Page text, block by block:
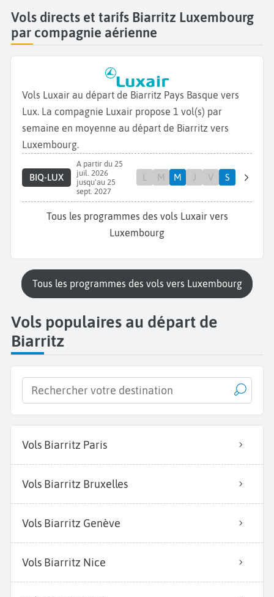
Vols directs et tarifs Biarritz Luxembourg
par compagnie aérienne
Vols Luxair au départ de Biarritz Pays Basque vers
Lux. La compagnie Luxair propose 1 vol(s) par
semaine en moyenne au départ de Biarritz vers
Luxembourg.
BIQ-LUX
A partir du 25
juil. 2026
jusqu'au 25
sept. 2027
L M M J V S
Tous les programmes des vols Luxair vers
Luxembourg
Tous les programmes des vols vers Luxembourg
Vols populaires au départ de
Biarritz
Vols Biarritz Paris
Vols Biarritz Bruxelles
Vols Biarritz Genève
Vols Biarritz Nice